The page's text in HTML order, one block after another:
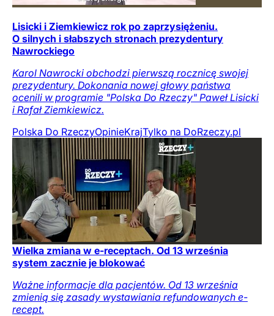
Lisicki i Ziemkiewicz rok po zaprzysiężeniu.
O silnych i słabszych stronach prezydentury
Nawrockiego
Karol Nawrocki obchodzi pierwszą rocznicę swojej
prezydentury. Dokonania nowej głowy państwa
ocenili w programie "Polska Do Rzeczy" Paweł Lisicki
i Rafał Ziemkiewicz.
Polska Do RzeczyOpinieKrajTylko na DoRzeczy.pl
Wielka zmiana w e-receptach. Od 13 września
system zacznie je blokować
Ważne informacje dla pacjentów. Od 13 września
zmienią się zasady wystawiania refundowanych e-
recept.